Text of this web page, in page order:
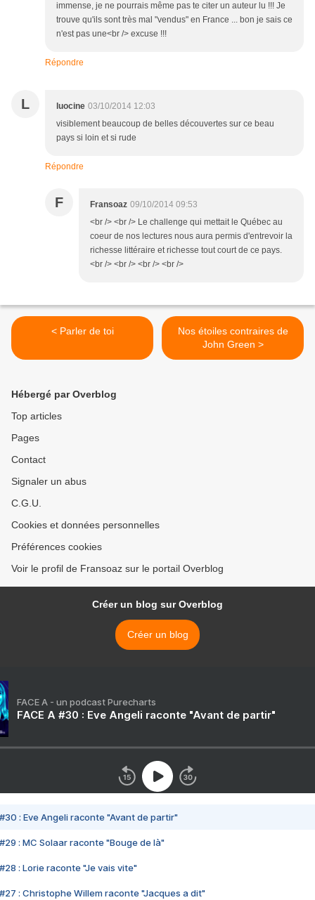
immense, je ne pourrais même pas te citer un auteur lu !!! Je
trouve qu'ils sont très mal "vendus" en France ... bon je sais ce
n'est pas une<br /> excuse !!!
Répondre
L luocine 03/10/2014 12:03
visiblement beaucoup de belles découvertes sur ce beau
pays si loin et si rude
Répondre
F Fransoaz 09/10/2014 09:53
<br /> <br /> Le challenge qui mettait le Québec au
coeur de nos lectures nous aura permis d'entrevoir la
richesse littéraire et richesse tout court de ce pays.
<br /> <br /> <br /> <br />
< Parler de toi
Nos étoiles contraires de
John Green >
Hébergé par Overblog
Top articles
Pages
Contact
Signaler un abus
C.G.U.
Cookies et données personnelles
Préférences cookies
Voir le profil de Fransoaz sur le portail Overblog
Créer un blog sur Overblog
Créer un blog
FACE A - un podcast Purecharts
FACE A #30 : Eve Angeli raconte "Avant de partir"
#30 : Eve Angeli raconte "Avant de partir"
#29 : MC Solaar raconte "Bouge de là"
#28 : Lorie raconte "Je vais vite"
#27 : Christophe Willem raconte "Jacques a dit"